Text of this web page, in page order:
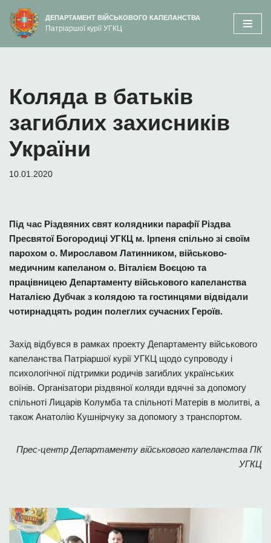
вмісту
Перейти
до
ДЕПАРТАМЕНТ ВІЙСЬКОВОГО КАПЕЛАНСТВА
Патріаршої курії УГКЦ
Коляда в батьків
загиблих захисників
України
10.01.2020
Під час Різдвяних свят колядники парафії Різдва
Пресвятої Богородиці УГКЦ м. Ірпеня спільно зі своїм
парохом о. Мирославом Латинником, військово-
медичним капеланом о. Віталієм Воєцою та
працівницею Департаменту військового капеланства
Наталією Дубчак з колядою та гостинцями відвідали
чотирнадцять родин полеглих сучасних Героїв.
Захід відбувся в рамках проекту Департаменту військового
капеланства Патріаршої курії УГКЦ щодо супроводу і
психологічної підтримки родичів загиблих українських
воїнів. Організатори різдвяної коляди вдячні за допомогу
спільноті Лицарів Колумба та спільноті Матерів в молитві, а
також Анатолію Кушнірчуку за допомогу з транспортом.
Прес-центр Департаменту військового капеланства ПК
УГКЦ